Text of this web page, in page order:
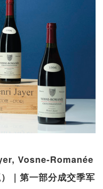
Vosne-Romanée
｜第一部分成交季军